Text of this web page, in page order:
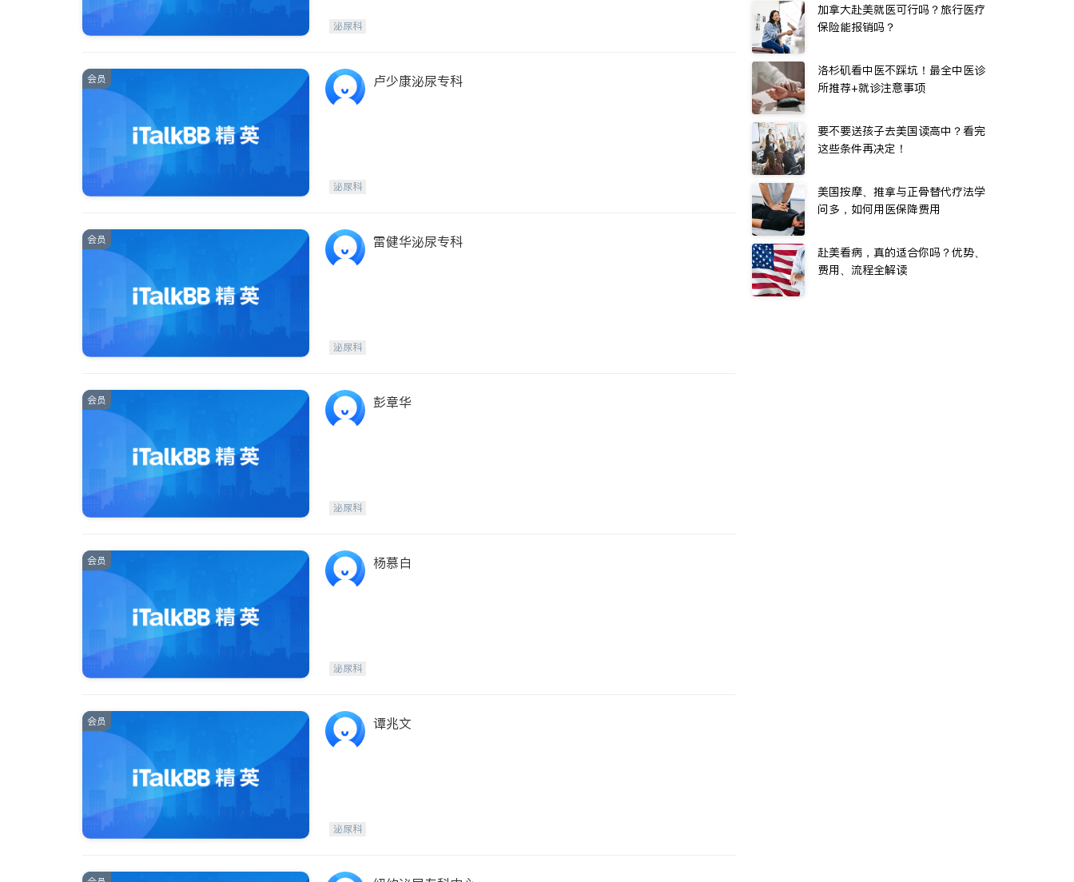
泌尿科
会员 卢少康泌尿专科
泌尿科
会员 雷健华泌尿专科
泌尿科
会员 彭章华
泌尿科
会员 杨慕白
泌尿科
会员 谭兆文
泌尿科
加拿大赴美就医可行吗？旅行医疗
保险能报销吗？
洛杉矶看中医不踩坑！最全中医诊
所推荐+就诊注意事项
要不要送孩子去美国读高中？看完
这些条件再决定！
美国按摩、推拿与正骨替代疗法学
问多，如何用医保降费用
赴美看病，真的适合你吗？优势、
费用、流程全解读